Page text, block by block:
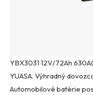
YBX3031 12V/72Ah
YUASA. Výhradný
Automobilové batérie